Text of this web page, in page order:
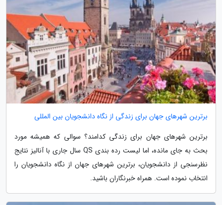
برترین شهرهای جهان برای زندگی از نگاه دانشجویان بین المللی
برترین شهرهای جهان برای زندگی کدامند؟ سوالی که همیشه مورد
بحث به جای مانده، اما لیست رده بندی QS سال جاری با آنالیز نتایج
نظرسنجی از دانشجویان، برترین شهرهای جهان از نگاه دانشجویان را
انتخاب نموده است. همراه خبرنگاران باشید.